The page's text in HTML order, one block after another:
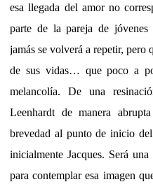
esa llegada del amor no
parte de la pareja de jóvenes
jamás se volverá a repetir, pero
de sus vidas… que poco a
melancolía. De una
Leenhardt de manera
brevedad al punto de inicio
inicialmente Jacques. Será
para contemplar esa imagen